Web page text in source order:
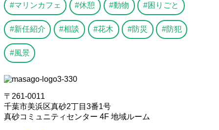
マリンカフェ 休憩 動物 困りごと
新任紹介 相談 花木 防災 防犯
風景
〒261-0011
千葉市美浜区真砂2丁目3番1号
真砂コミュニティセンター 4F 地域ルーム